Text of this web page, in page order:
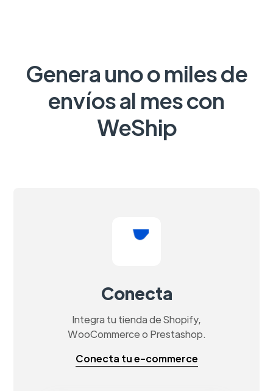
Genera uno o miles de
envíos al mes con
WeShip
Conecta
Integra tu tienda de Shopify,
WooCommerce o Prestashop.
Conecta tu e-commerce